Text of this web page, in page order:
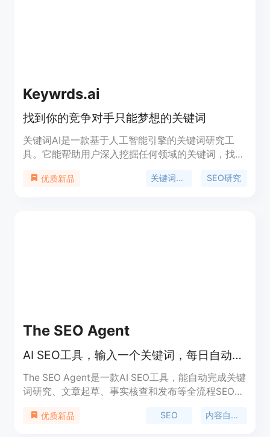
Keywrds.ai
找到你的竞争对手只能梦想的关键词
关键词AI是一款基于人工智能引擎的关键词研究工
具。它能帮助用户深入挖掘任何领域的关键词，找到
生成大量有用的关键词，并根据数据决策选择要针对
优质新品 关键词研究 SEO研究
The SEO Agent
AI SEO工具，输入一个关键词，每日自动输出一篇排名博客文章。
The SEO Agent是一款AI SEO工具，能自动完成关键
词研究、文章起草、事实核查和发布等全流程SEO内
间和精力，提高内容创作和发布的效率。主要优点包
优质新品 SEO 内容自动化